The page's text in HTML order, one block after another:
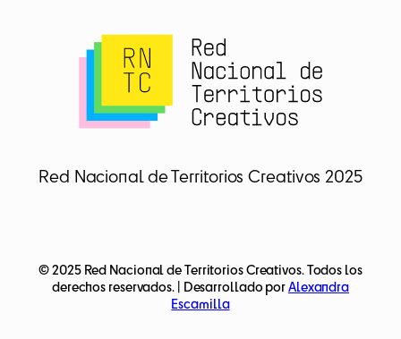
Red Nacional de Territorios Creativos 2025
© 2025 Red Nacional de Territorios Creativos. Todos los
derechos reservados. | Desarrollado porAlexandra
Escamilla